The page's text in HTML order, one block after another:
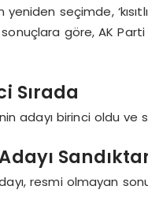
seçimde,
göre, AK
Sırada
adayı birinci oldu ve
resmi olmayan